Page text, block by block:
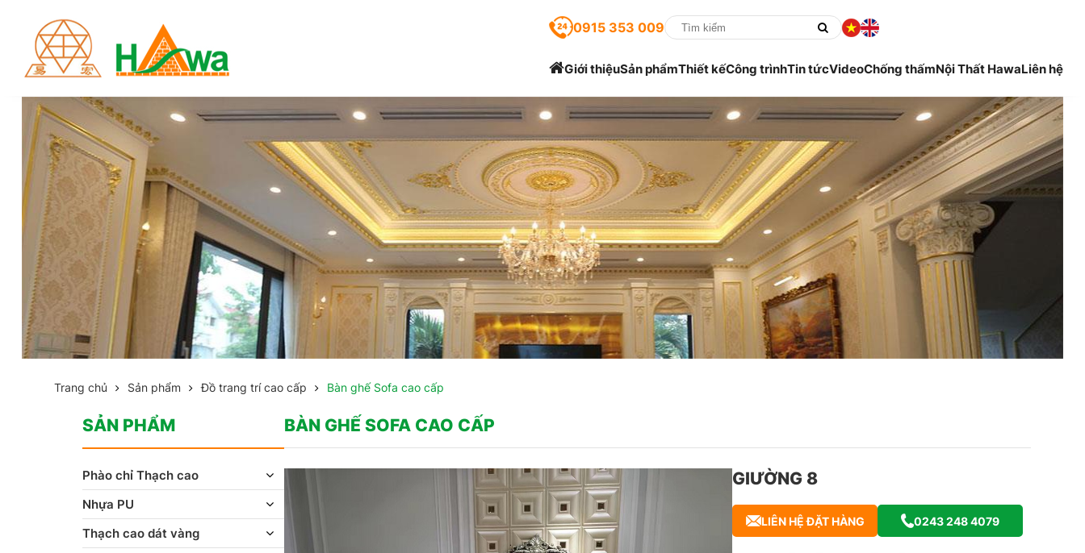
0915 353 009
Giới thiệuSản phẩmThiết kếCông trìnhTin tứcVideoChống thấmNội Thất HawaLiên hệ
Trang chủ Sản phẩm Đồ trang trí cao cấp Bàn ghế Sofa cao cấp
BÀN GHẾ SOFA CAO CẤP
GIƯỜNG 8
LIÊN HỆ ĐẶT HÀNG 0243 248 4079
SẢN PHẨM
Phào chỉ Thạch cao
Nhựa PU
Thạch cao dát vàng